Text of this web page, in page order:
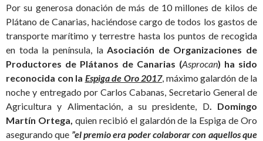
Por su generosa donación de más de 10 millones de kilos de
Plátano de Canarias, haciéndose cargo de todos los gastos de
transporte marítimo y terrestre hasta los puntos de recogida
en toda la península, laAsociación de Organizaciones de
Productores de Plátanos de Canarias (Asprocan) ha sido
reconocida con la Espiga de Oro 2017, máximo galardón de la
noche y entregado por Carlos Cabanas, Secretario General de
Agricultura y Alimentación, a su presidente, D. Domingo
Martín Ortega, quien recibió el galardón de la Espiga de Oro
asegurando que ”el premio era poder colaborar con aquellos que